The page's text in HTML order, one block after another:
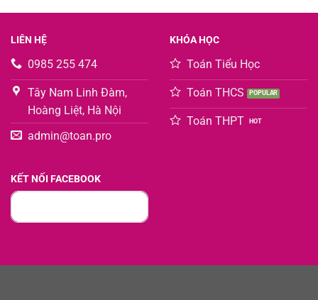
LIÊN HỆ
0985 255 474
Tây Nam Linh Đàm,
Hoàng Liệt, Hà Nội
admin@toan.pro
KHÓA HỌC
Toán Tiểu Học
Toán THCS
Toán THPT
KẾT NỐI FACEBOOK